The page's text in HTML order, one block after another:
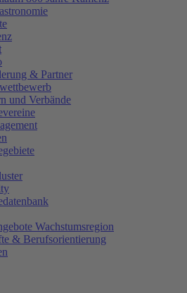
& Partner
und Verbände
Wachstumsregion
& Berufsorientierung